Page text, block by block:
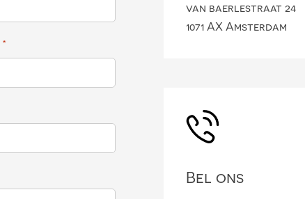
*
van baerlestraat 24
1071 AX Amsterdam
Bel ons